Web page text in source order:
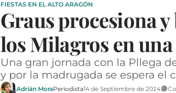
FIESTAS EN EL ALTO ARAGÓN
Graus procesiona
los Milagros en
Una gran jornada con la Pllega
y por la madrugada se espera el
Adrián MoraPeriodista14 de Septiembre de 2024